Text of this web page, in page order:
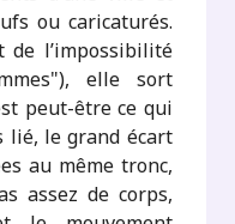
ou caricaturés.
de l’impossibilité
elle sort
peut-être ce qui
lié, le grand écart
au même tronc,
assez de corps,